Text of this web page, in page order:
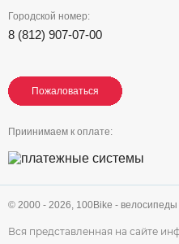
Городской номер:
8 (812) 907-07-00
Пожаловаться
Пожаловаться
Пожаловаться
Приинимаем к оплате:
© 2000 - 2026, 100Bike -
Вся представленная на сайте